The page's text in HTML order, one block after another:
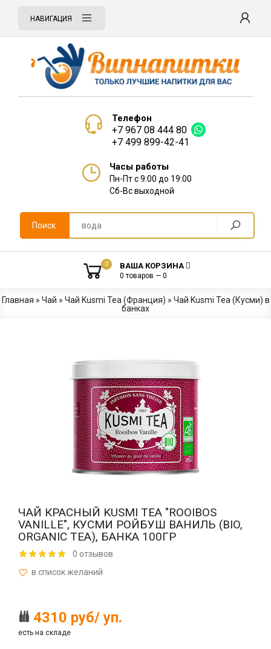
НАВИГАЦИЯ
Телефон
+7 967 08 444 80
+7 499 899-42-41
Часы работы
Пн-Пт с 9:00 до 19:00
Сб-Вс выходной
Поиск
0 ВАША КОРЗИНА
0 товаров — 0
Главная » Чай » Чай Kusmi Tea (Франция) » Чай Kusmi Tea (Кусми) в
банках
ЧАЙ КРАСНЫЙ KUSMI TEA "ROOIBOS
VANILLE", КУСМИ РОЙБУШ ВАНИЛЬ (BIO,
ORGANIC TEA), БАНКА 100ГР
0 отзывов
4310 руб/ уп.
есть на складе